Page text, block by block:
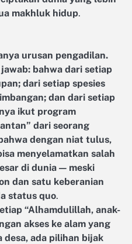
makhluk hidup.
urusan pengadilan.
bahwa dari setiap
dari setiap spesies
dan dari setiap
ikut program
dari seorang
dengan niat tulus,
menyelamatkan salah
di dunia — meski
dan satu keberanian
status quo.
“Alhamdulillah, anak-
akses ke alam yang
desa, ada pilihan bijak